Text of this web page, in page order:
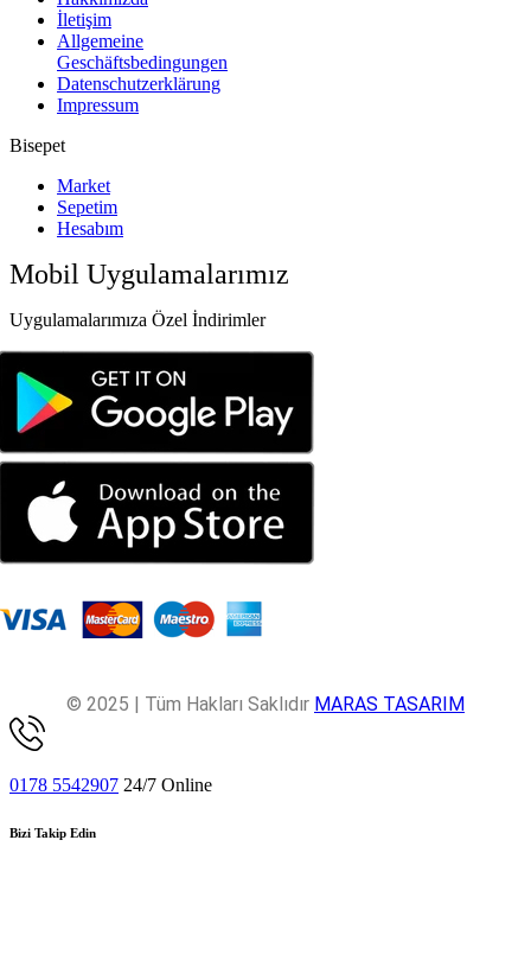
İletişim
Allgemeine
Geschäftsbedingungen
Datenschutzerklärung
Impressum
Bisepet
Market
Sepetim
Hesabım
Mobil Uygulamalarımız
Uygulamalarımıza Özel İndirimler
© 2025 | Tüm Hakları Saklıdır MARAS TASARIM
0178 5542907 24/7 Online
Bizi Takip Edin